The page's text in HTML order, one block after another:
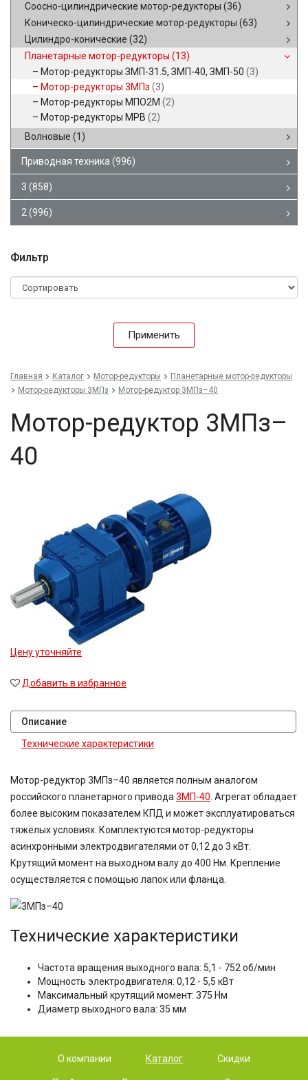
Соосно-цилиндрические мотор-редукторы (36)
Коническо-цилиндрические мотор-редукторы (63)
Цилиндро-конические (32)
Планетарные мотор-редукторы (13)
Мотор-редукторы ЗМП-31.5, ЗМП-40, ЗМП-50 (3)
Мотор-редукторы 3МПз (3)
Мотор-редукторы МПО2М (2)
Мотор-редукторы МРВ (2)
Волновые (1)
Приводная техника (996)
3 (858)
2 (996)
Фильтр
Применить
Главная Каталог Мотор-редукторы
Планетарные мотор-редукторы
Мотор-редукторы 3МПз
Мотор-редуктор 3МПз–40
Мотор-редуктор 3МПз–
40
Цену уточняйте
Добавить в избранное
Описание
Технические характеристики
Мотор-редуктор 3МПз–40 является полным аналогом
российского планетарного привода 3МП-40 . Агрегат обладает
более высоким показателем КПД и может эксплуатироваться
тяжёлых условиях. Комплектуются мотор-редукторы
асинхронными электродвигателями от 0,12 до 3 кВт.
Крутящий момент на выходном валу до 400 Нм. Крепление
осуществляется с помощью лапок или фланца.
Технические характеристики
Частота вращения выходного вала: 5,1 - 752 об/мин
Мощность электродвигателя: 0,12 - 5,5 кВт
Максимальный крутящий момент: 375 Нм
Диаметр выходного вала: 35 мм
О компании Каталог Скидки